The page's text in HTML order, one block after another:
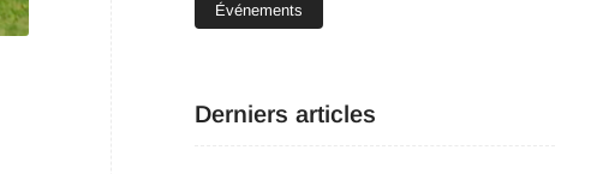
Événements
Derniers articles